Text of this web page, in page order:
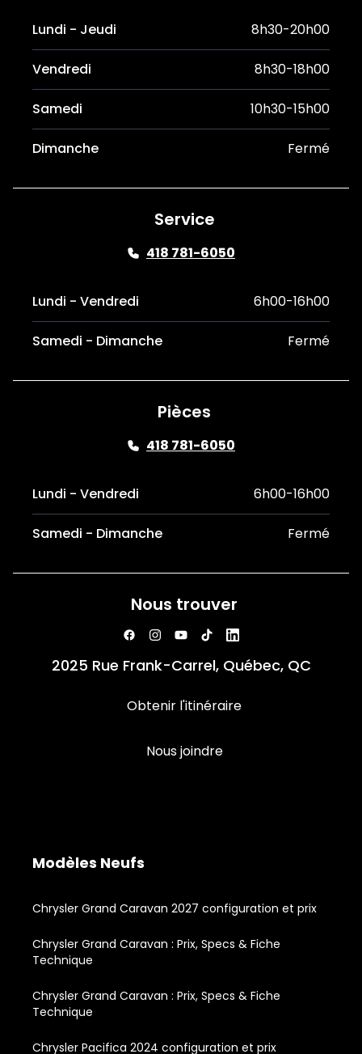
Lundi - Jeudi 8h30-20h00
Vendredi 8h30-18h00
Samedi 10h30-15h00
Dimanche Fermé
Service
418 781-6050
Lundi - Vendredi 6h00-16h00
Samedi - Dimanche Fermé
Pièces
418 781-6050
Lundi - Vendredi 6h00-16h00
Samedi - Dimanche Fermé
Nous trouver
2025 Rue Frank-Carrel, Québec, QC
Obtenir l'itinéraire
Nous joindre
Modèles Neufs
Chrysler Grand Caravan 2027 configuration et prix
Chrysler Grand Caravan : Prix, Specs & Fiche
Technique
Chrysler Grand Caravan : Prix, Specs & Fiche
Technique
Chrysler Pacifica 2024 configuration et prix